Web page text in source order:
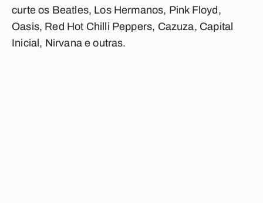
curte os Beatles, Los Hermanos, Pink Floyd,
Oasis, Red Hot Chilli Peppers, Cazuza, Capital
Inicial, Nirvana e outras.